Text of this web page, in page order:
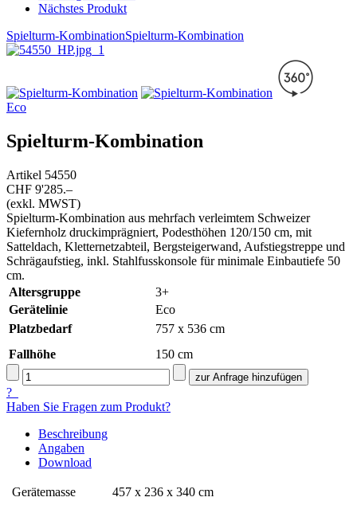
Nächstes Produkt
Spielturm-KombinationSpielturm-Kombination
Eco
Spielturm-Kombination
Artikel 54550
CHF 9'285.–
(exkl. MWST)
Spielturm-Kombination aus mehrfach verleimtem Schweizer
Kiefernholz druckimprägniert, Podesthöhen 120/150 cm, mit
Satteldach, Kletternetzabteil, Bergsteigerwand, Aufstiegstreppe und
Schrägaufstieg, inkl. Stahlfusskonsole für minimale Einbautiefe 50
cm.
Altersgruppe
3+
Gerätelinie
Eco
Platzbedarf
757 x 536 cm
Fallhöhe
150 cm
?
Haben Sie Fragen zum Produkt?
Beschreibung
Angaben
Download
Gerätemasse
457 x 236 x 340 cm